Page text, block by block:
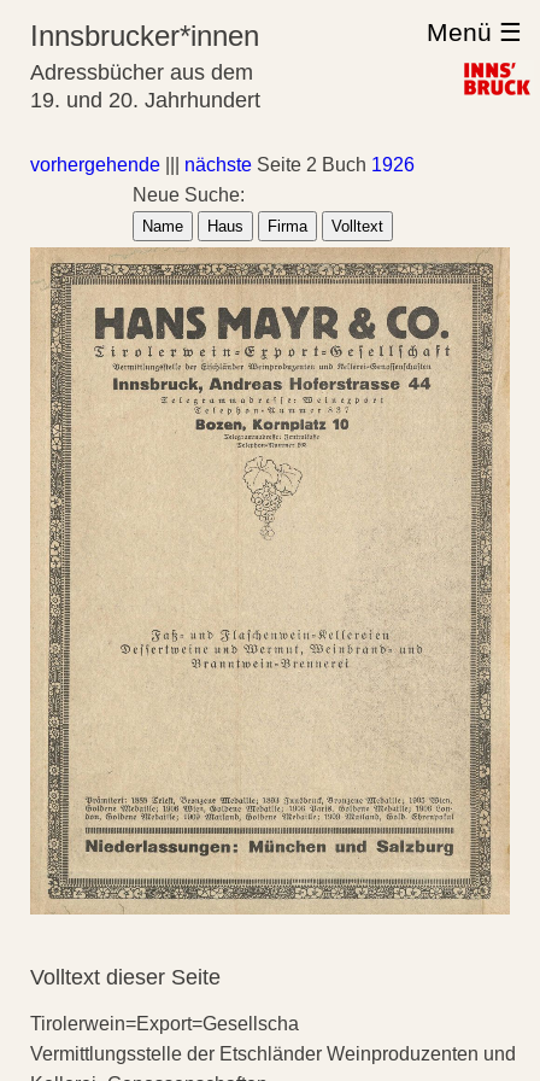
Innsbrucker*innen
Adressbücher aus dem
19. und 20. Jahrhundert
Menü ☰
vorhergehende nächste Seite 2 Buch 1926
Neue Suche:
Name Haus Firma Volltext
Volltext dieser Seite
Tirolerwein=Export=Gesellscha
Vermittlungsstelle der Etschländer Weinproduzenten und